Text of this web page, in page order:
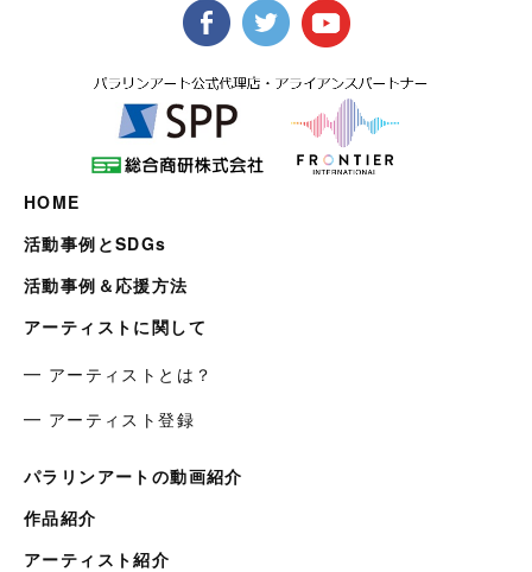
HOME
活動事例とSDGs
活動事例＆応援方法
アーティストに関して
━ アーティストとは？
━ アーティスト登録
パラリンアートの動画紹介
作品紹介
アーティスト紹介